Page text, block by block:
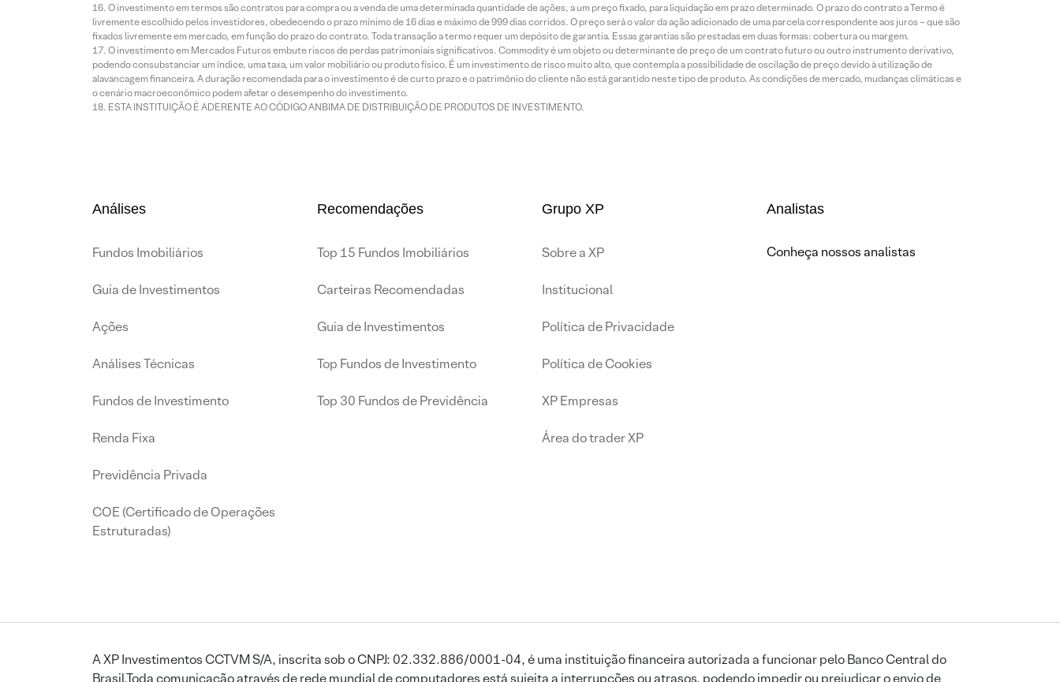
O investimento em termos são contratos para compra ou a venda de uma determinada quantidade de ações, a um preço fixado, para liquidação em prazo determinado. O prazo do contrato a Termo é
livremente escolhido pelos investidores, obedecendo o prazo mínimo de 16 dias e máximo de 999 dias corridos. O preço será o valor da ação adicionado de uma parcela correspondente aos juros – que são
fixados livremente em mercado, em função do prazo do contrato. Toda transação a termo requer um depósito de garantia. Essas garantias são prestadas em duas formas: cobertura ou margem.
O investimento em Mercados Futuros embute riscos de perdas patrimoniais significativos. Commodity é um objeto ou determinante de preço de um contrato futuro ou outro instrumento derivativo,
podendo consubstanciar um índice, uma taxa, um valor mobiliário ou produto físico. É um investimento de risco muito alto, que contempla a possibilidade de oscilação de preço devido à utilização de
alavancagem financeira. A duração recomendada para o investimento é de curto prazo e o patrimônio do cliente não está garantido neste tipo de produto. As condições de mercado, mudanças climáticas e
o cenário macroeconômico podem afetar o desempenho do investimento.
ESTA INSTITUIÇÃO É ADERENTE AO CÓDIGO ANBIMA DE DISTRIBUIÇÃO DE PRODUTOS DE INVESTIMENTO.
Análises
Fundos Imobiliários
Guia de Investimentos
Ações
Análises Técnicas
Fundos de Investimento
Renda Fixa
Previdência Privada
COE (Certificado de Operações
Estruturadas)
Recomendações
Top 15 Fundos Imobiliários
Carteiras Recomendadas
Guia de Investimentos
Top Fundos de Investimento
Top 30 Fundos de Previdência
Grupo XP
Sobre a XP
Institucional
Política de Privacidade
Política de Cookies
XP Empresas
Área do trader XP
Analistas
Conheça nossos analistas
A XP Investimentos CCTVM S/A, inscrita sob o CNPJ: 02.332.886/0001-04, é uma instituição financeira autorizada a funcionar pelo Banco Central do
Brasil.Toda comunicação através de rede mundial de computadores está sujeita a interrupções ou atrasos, podendo impedir ou prejudicar o envio de